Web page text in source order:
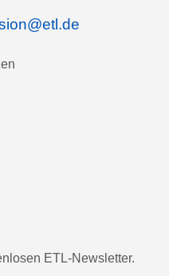
ETL-Newsletter.